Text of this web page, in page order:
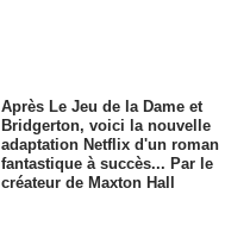
Après Le Jeu de la Dame et
Bridgerton, voici la nouvelle
adaptation Netflix d'un roman
fantastique à succès... Par le
créateur de Maxton Hall